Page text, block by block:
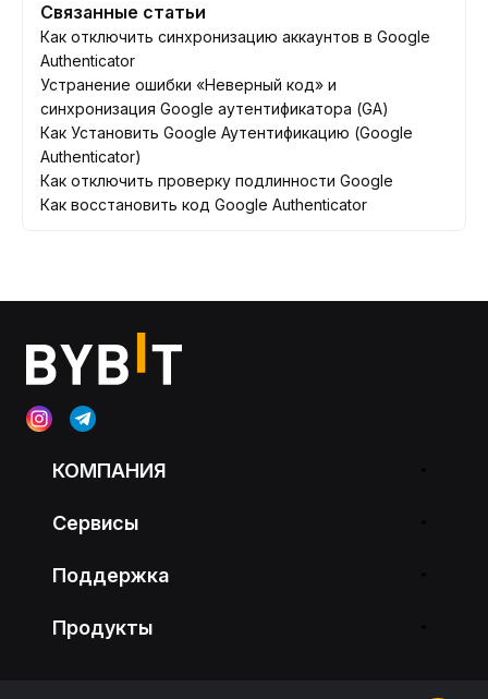
Связанные статьи
Как отключить синхронизацию аккаунтов в Google
Authenticator
Устранение ошибки «Неверный код» и
синхронизация Google аутентификатора (GA)
Как Установить Google Аутентификацию (Google
Authenticator)
Как отключить проверку подлинности Google
Как восстановить код Google Authenticator
КОМПАНИЯ
Сервисы
Поддержка
Продукты